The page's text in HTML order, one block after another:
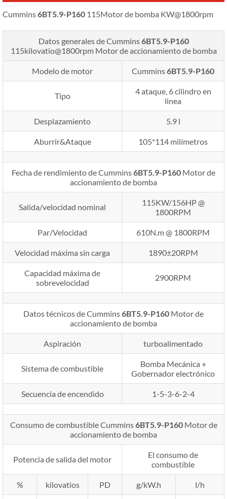
Cummins6BT5.9-P160 115Motor de bomba KW@1800rpm
Datos generales de Cummins6BT5.9-P160
115kilovatio@1800rpm Motor de accionamiento de bomba
Modelo de motor Cummins6BT5.9-P160
Tipo
4 ataque, 6 cilindro en
linea
Desplazamiento 5.9 l
Aburrir&Ataque 105*114 milímetros
Fecha de rendimiento de Cummins6BT5.9-P160 Motor de
accionamiento de bomba
Salida/velocidad nominal
115KW/156HP @
1800RPM
Par/Velocidad 610N.m @ 1800RPM
Velocidad máxima sin carga 1890±20RPM
Capacidad máxima de
sobrevelocidad
2900RPM
Datos técnicos de Cummins6BT5.9-P160 Motor de
accionamiento de bomba
Aspiración turboalimentado
Sistema de combustible
Bomba Mecánica +
Gobernador electrónico
Secuencia de encendido 1-5-3-6-2-4
Consumo de combustible Cummins6BT5.9-P160 Motor de
accionamiento de bomba
Potencia de salida del motor
El consumo de
combustible
% kilovatios PD g/kW.h l/h